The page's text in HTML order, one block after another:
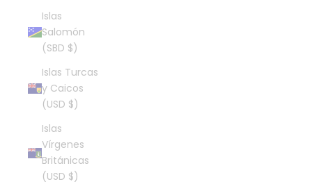
Islas
Salomón
(SBD $)
Islas Turcas
y Caicos
(USD $)
Islas
Vírgenes
Británicas
(USD $)